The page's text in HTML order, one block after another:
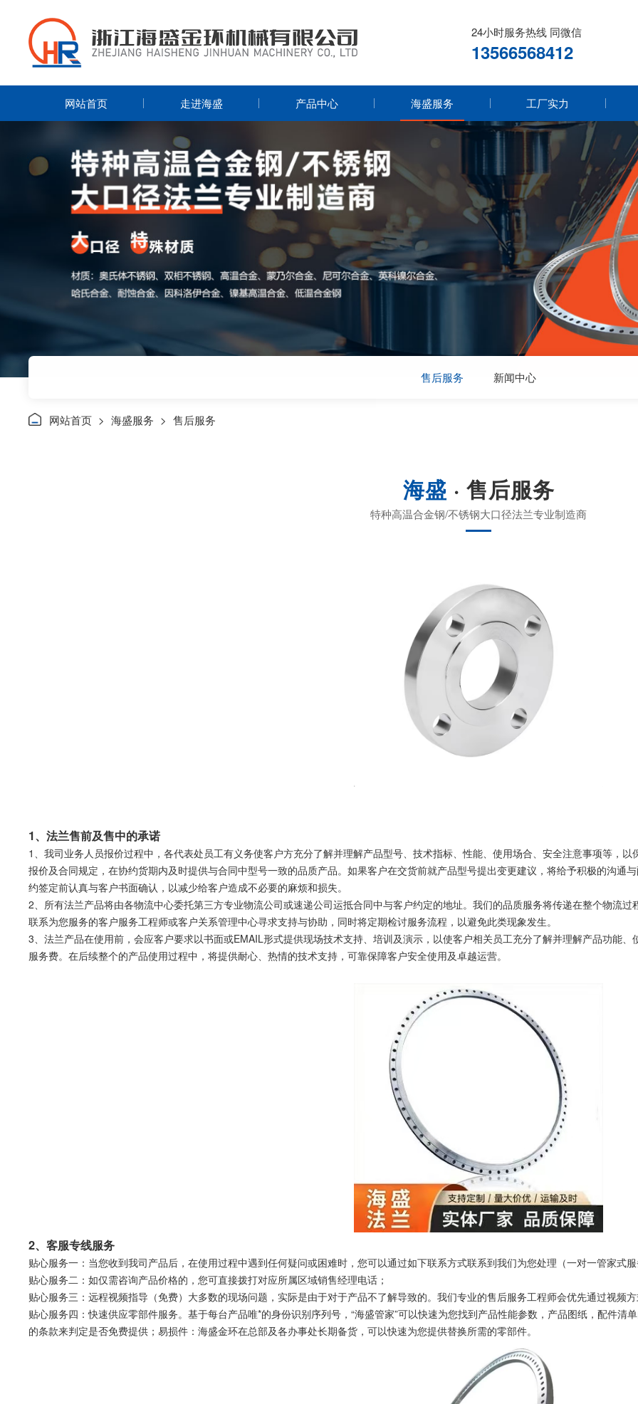
24小时服务热线 同微信
13566568412
网站首页 走进海盛 产品中心 海盛服务 工厂实力
售后服务 新闻中心
网站首页 > 海盛服务 > 售后服务
海盛 · 售后服务
特种高温合金钢/不锈钢大口径法兰专业制造商
1、法兰售前及售中的承诺
1、我司业务人员报价过程中，各代表处员工有义务使客户方充分了解并理解产品型号、技术指标、性能、使用场合、安全注意事项等，
报价及合同规定，在协约货期内及时提供与合同中型号一致的品质产品。如果客户在交货前就产品型号提出变更建议，将给予积极的沟通
约签定前认真与客户书面确认，以减少给客户造成不必要的麻烦和损失。
2、所有法兰产品将由各物流中心委托第三方专业物流公司或速递公司运抵合同中与客户约定的地址。我们的品质服务将传递在整个物流
联系为您服务的客户服务工程师或客户关系管理中心寻求支持与协助，同时将定期检讨服务流程，以避免此类现象发生。
3、法兰产品在使用前，会应客户要求以书面或EMAIL形式提供现场技术支持、培训及演示，以使客户相关员工充分了解并理解产品功能
服务费。在后续整个的产品使用过程中，将提供耐心、热情的技术支持，可靠保障客户安全使用及卓越运营。
2、客服专线服务
贴心服务一：当您收到我司产品后，在使用过程中遇到任何疑问或困难时，您可以通过如下联系方式联系到我们为您处理（一对一管家式
贴心服务二：如仅需咨询产品价格的，您可直接拨打对应所属区域销售经理电话；
贴心服务三：远程视频指导（免费）大多数的现场问题，实际是由于对于产品不了解导致的。我们专业的售后服务工程师会优先通过视频
贴心服务四：快速供应零部件服务。基于每台产品唯*的身份识别序列号，“海盛管家”可以快速为您找到产品性能参数，产品图纸，配件
的条款来判定是否免费提供；易损件：海盛金环在总部及各办事处长期备货，可以快速为您提供替换所需的零部件。